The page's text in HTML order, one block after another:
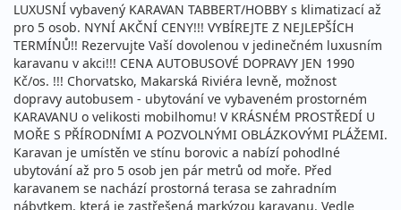
LUXUSNÍ vybavený KARAVAN TABBERT/HOBBY s klimatizací až
pro 5 osob. NYNÍ AKČNÍ CENY!!! VYBÍREJTE Z NEJLEPŠÍCH
TERMÍNŮ!! Rezervujte Vaší dovolenou v jedinečném luxusním
karavanu v akci!!! CENA AUTOBUSOVÉ DOPRAVY JEN 1990
Kč/os. !!! Chorvatsko, Makarská Riviéra levně, možnost
dopravy autobusem - ubytování ve vybaveném prostorném
KARAVANU o velikosti mobilhomu! V KRÁSNÉM PROSTŘEDÍ U
MOŘE S PŘÍRODNÍMI A POZVOLNÝMI OBLÁZKOVÝMI PLÁŽEMI.
Karavan je umístěn ve stínu borovic a nabízí pohodlné
ubytování až pro 5 osob jen pár metrů od moře. Před
karavanem se nachází prostorná terasa se zahradním
nábytkem, která je zastřešená markýzou karavanu. Vedle